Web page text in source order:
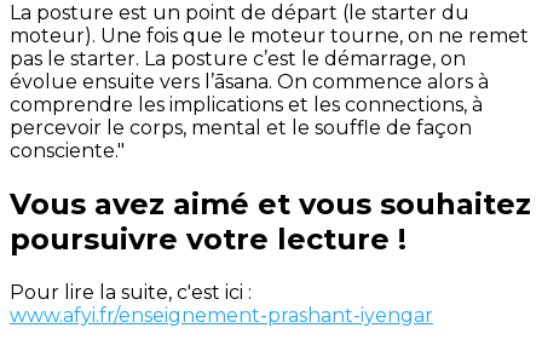
La posture est un point de départ (le starter du
moteur). Une fois que le moteur tourne, on ne remet
pas le starter. La posture c’est le démarrage, on
évolue ensuite vers l’āsana. On commence alors à
comprendre les implications et les connections, à
percevoir le corps, mental et le souffle de façon
consciente."
Vous avez aimé et vous souhaitez
poursuivre votre lecture !
Pour lire la suite, c'est ici :
www.afyi.fr/enseignement-prashant-iyengar